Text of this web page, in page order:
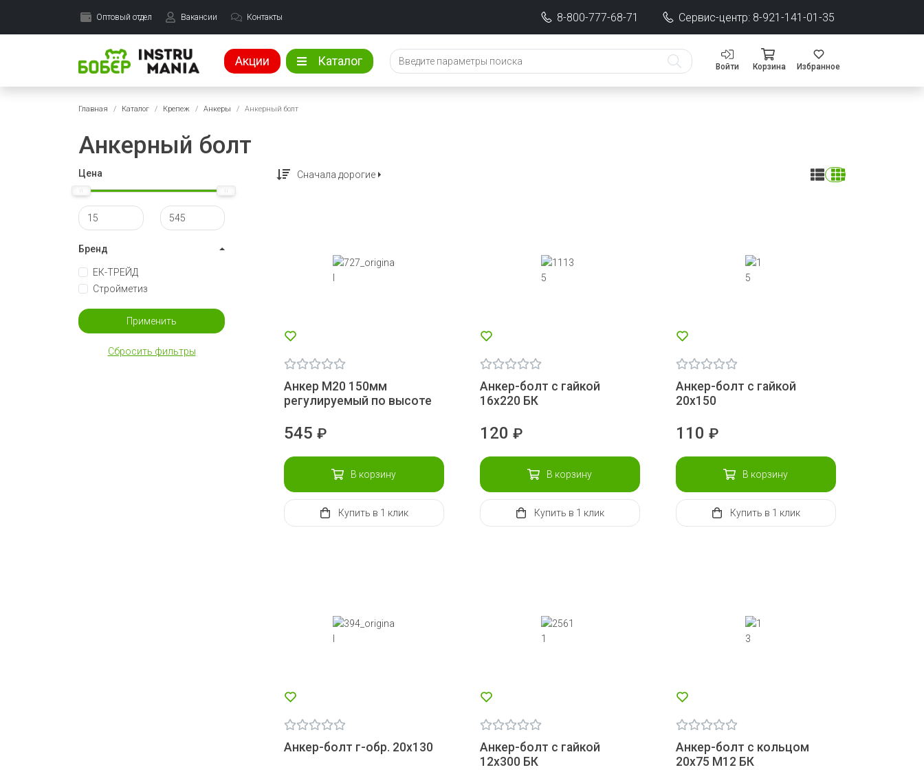
Оптовый отдел Вакансии Контакты 8-800-777-68-71 Сервис-центр: 8-921-141-01-35
Акции Каталог Войти Корзина Избранное
Главная Каталог Крепеж Анкеры Анкерный болт
Анкерный болт
Цена
Бренд
ЕК-ТРЕЙД
Стройметиз
Применить
Сбросить фильтры
Сначала дорогие
Анкер М20 150мм
регулируемый по высоте
545 ₽
В корзину
Купить в 1 клик
Анкер-болт с гайкой
16х220 БК
120 ₽
В корзину
Купить в 1 клик
Анкер-болт с гайкой
20х150
110 ₽
В корзину
Купить в 1 клик
Анкер-болт г-обр. 20х130
Анкер-болт с гайкой
12х300 БК
Анкер-болт с кольцом
20х75 М12 БК